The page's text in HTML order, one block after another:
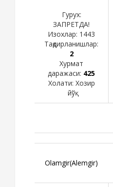
Гурух:
ЗАПРЕТДА!
Изохлар: 1443
Тақдирланишлар:
2
Хурмат
даражаси: 425
Холати: Хозир
йўқ
Olamgir(Alemgir)